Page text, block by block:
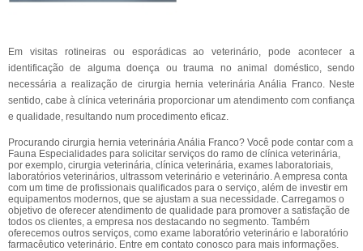
Em visitas rotineiras ou esporádicas ao veterinário, pode acontecer a
identificação de alguma doença ou trauma no animal doméstico, sendo
necessária a realização de cirurgia hernia veterinária Anália Franco. Neste
sentido, cabe à clínica veterinária proporcionar um atendimento com confiança
e qualidade, resultando num procedimento eficaz.
Procurando cirurgia hernia veterinária Anália Franco? Você pode contar com a
Fauna Especialidades para solicitar serviços do ramo de clínica veterinária,
por exemplo, cirurgia veterinária, clínica veterinária, exames laboratoriais,
laboratórios veterinários, ultrassom veterinário e veterinário. A empresa conta
com um time de profissionais qualificados para o serviço, além de investir em
equipamentos modernos, que se ajustam a sua necessidade. Carregamos o
objetivo de oferecer atendimento de qualidade para promover a satisfação de
todos os clientes, a empresa nos destacando no segmento. Também
oferecemos outros serviços, como exame laboratório veterinário e laboratório
farmacêutico veterinário. Entre em contato conosco para mais informações.